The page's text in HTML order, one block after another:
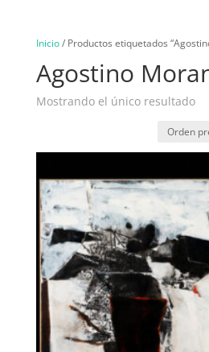
Inicio/ Productos etiquetados
Agostino
Mostrando el único resultado